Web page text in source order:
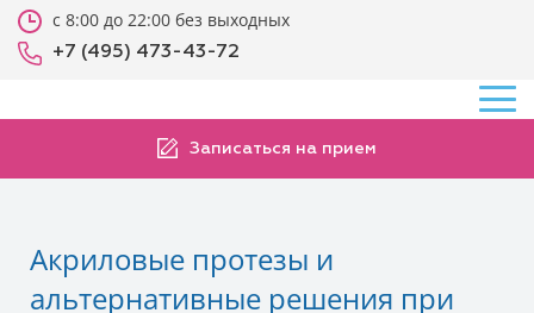
с 8:00 до 22:00 без выходных
+7 (495) 473-43-72
Записаться на прием
Акриловые протезы и
альтернативные решения при